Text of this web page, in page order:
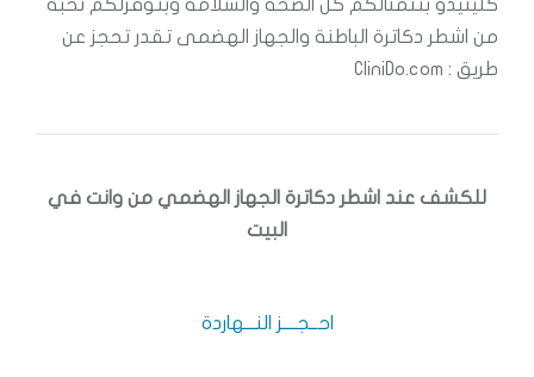
كلينيدو بتتمنالكم كل الصحة والسلامة وبتوفرلكم نخبة
من اشطر دكاترة الباطنة والجهاز الهضمى تقدر تحجز عن
طريق : CliniDo.com
للكشف عند اشطر دكاترة الجهاز الهضمي من وانت في
البيت
احــجــــز النـــهاردة